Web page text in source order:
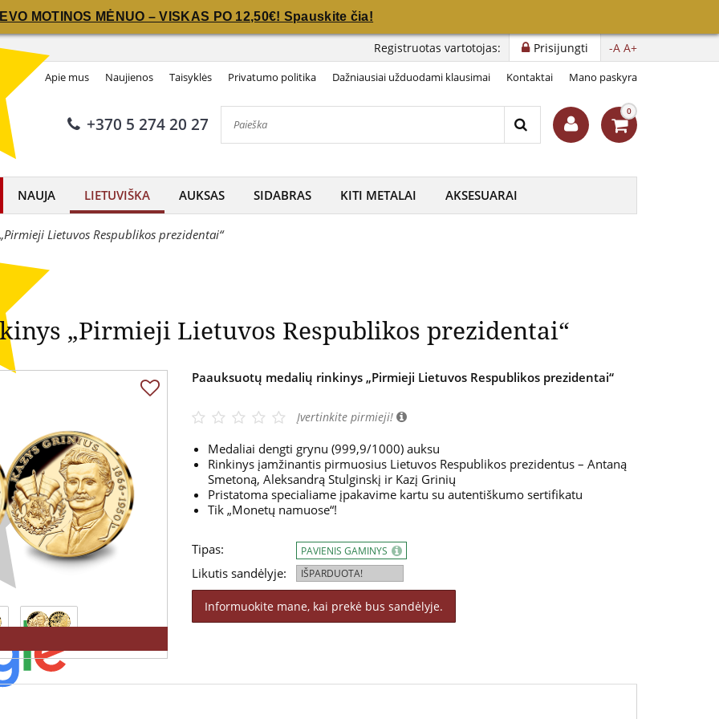
MOTINOS MĖNUO – VISKAS PO 12,50€! Spauskite čia!
-A A+
Prisijungti
Registruotas vartotojas:
Apie mus Naujienos Taisyklės Privatumo politika Dažniausiai užduodami klausimai Kontaktai Mano paskyra
+370 5 274 20 27
0
NAUJA LIETUVIŠKA AUKSAS SIDABRAS KITI METALAI AKSESUARAI
Lietuvos Respublikos prezidentai“
„Pirmieji Lietuvos Respublikos prezidentai“
Paauksuotų medalių rinkinys „Pirmieji Lietuvos Respublikos prezidentai“
Įvertinkite pirmieji!
Medaliai dengti grynu (999,9/1000) auksu
Rinkinys įamžinantis pirmuosius Lietuvos Respublikos prezidentus – Antaną
Smetoną, Aleksandrą Stulginskį ir Kazį Grinių
Pristatoma specialiame įpakavime kartu su autentiškumo sertifikatu
Tik „Monetų namuose“!
Tipas:
Likutis sandėlyje:
PAVIENIS GAMINYS
IŠPARDUOTA!
Informuokite mane, kai prekė bus sandėlyje.
„Pirmieji Lietuvos Respublikos prezidentai“
MOTINOS MĖNUO – VISKAS PO 12,50€! Spauskite čia!